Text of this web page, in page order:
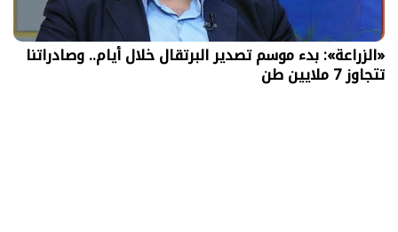
«الزراعة»: بدء موسم تصدير البرتقال خلال أيام.. وصادراتنا
تتجاوز 7 ملايين طن